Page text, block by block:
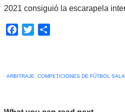
2021 consiguió la escarapela
Facebook
Twitter
ARBITRAJE
COMPETICIONES DE FÚTBOL SALA